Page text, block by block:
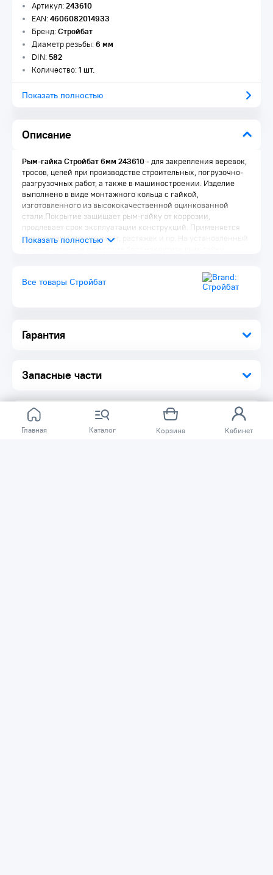
Главная Каталог Корзина Кабинет
Описание
Гарантия
Запасные части
Артикул:243610
EAN:4606082014933
Бренд:Стройбат
Диаметр резьбы:6 мм
DIN:582
Количество:1 шт.
Показать полностью
Рым-гайка Стройбат 6мм 243610- для закрепления веревок,
тросов, цепей при производстве строительных, погрузочно-
разгрузочных работ, а также в машиностроении. Изделие
выполнено в виде монтажного кольца с гайкой,
изготовленного из высококачественной оцинкованной
стали.Покрытие защищает рым-гайку от коррозии,
продлевает срок эксплуатации конструкций. Применяется
при монтаже антенн, мачт, растяжек и пр. На установленный
Все товары Стройбат